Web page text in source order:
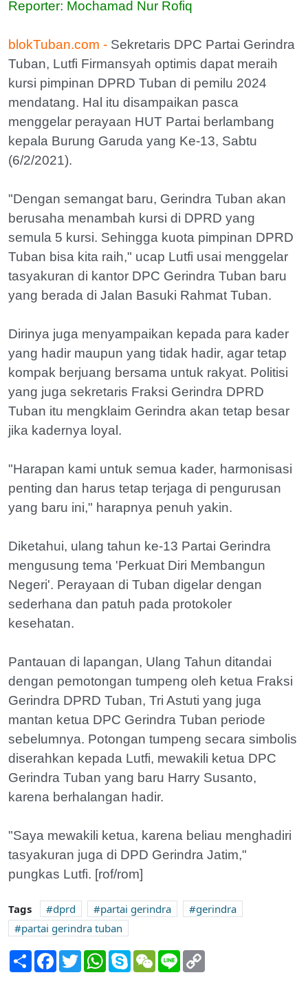
Reporter: Mochamad Nur Rofiq
blokTuban.com - Sekretaris DPC Partai Gerindra
Tuban, Lutfi Firmansyah optimis dapat meraih
kursi pimpinan DPRD Tuban di pemilu 2024
mendatang. Hal itu disampaikan pasca
menggelar perayaan HUT Partai berlambang
kepala Burung Garuda yang Ke-13, Sabtu
(6/2/2021).
"Dengan semangat baru, Gerindra Tuban akan
berusaha menambah kursi di DPRD yang
semula 5 kursi. Sehingga kuota pimpinan DPRD
Tuban bisa kita raih," ucap Lutfi usai menggelar
tasyakuran di kantor DPC Gerindra Tuban baru
yang berada di Jalan Basuki Rahmat Tuban.
Dirinya juga menyampaikan kepada para kader
yang hadir maupun yang tidak hadir, agar tetap
kompak berjuang bersama untuk rakyat. Politisi
yang juga sekretaris Fraksi Gerindra DPRD
Tuban itu mengklaim Gerindra akan tetap besar
jika kadernya loyal.
"Harapan kami untuk semua kader, harmonisasi
penting dan harus tetap terjaga di pengurusan
yang baru ini," harapnya penuh yakin.
Diketahui, ulang tahun ke-13 Partai Gerindra
mengusung tema 'Perkuat Diri Membangun
Negeri'. Perayaan di Tuban digelar dengan
sederhana dan patuh pada protokoler
kesehatan.
Pantauan di lapangan, Ulang Tahun ditandai
dengan pemotongan tumpeng oleh ketua Fraksi
Gerindra DPRD Tuban, Tri Astuti yang juga
mantan ketua DPC Gerindra Tuban periode
sebelumnya. Potongan tumpeng secara simbolis
diserahkan kepada Lutfi, mewakili ketua DPC
Gerindra Tuban yang baru Harry Susanto,
karena berhalangan hadir.
"Saya mewakili ketua, karena beliau menghadiri
tasyakuran juga di DPD Gerindra Jatim,"
pungkas Lutfi. [rof/rom]
Tags dprd partai gerindra
gerindra
partai gerindra tuban
Share Facebook
TwitterWhatsApp
SkypeWeChatLine